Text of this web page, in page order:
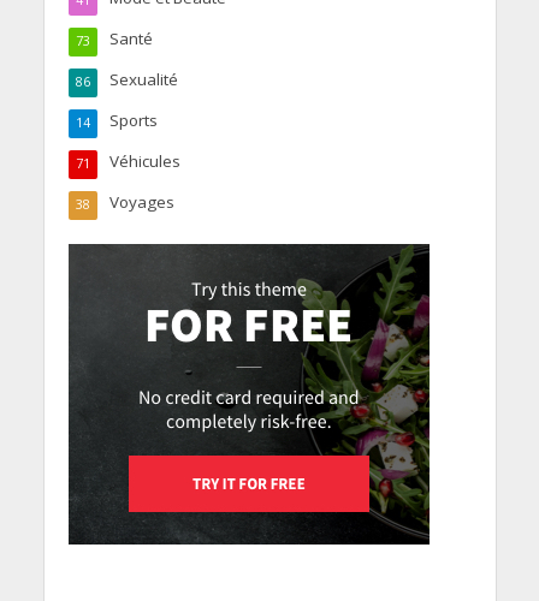
Santé
73
Sexualité
86
Sports
14
Véhicules
71
Voyages
38